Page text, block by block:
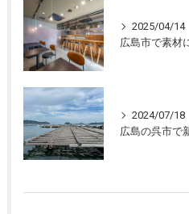
2025/04/14
2024/07/18
広島の呉市で